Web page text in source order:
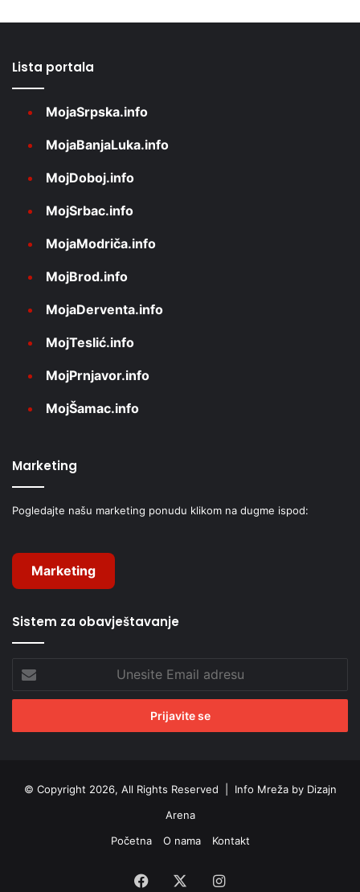
Lista portala
MojaSrpska.info
MojaBanjaLuka.info
MojDoboj.info
MojSrbac.info
MojaModriča.info
MojBrod.info
MojaDerventa.info
MojTeslić.info
MojPrnjavor.info
MojŠamac.info
Marketing
Pogledajte našu marketing ponudu klikom na dugme ispod:
Marketing
Sistem za obavještavanje
Email
adresu
© Copyright 2026, All Rights Reserved | Info Mreža by Dizajn
Arena
Početna
O nama Kontakt
Facebook Instagram